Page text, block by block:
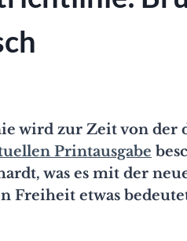
wird zur Zeit von der
Printausgabe
was es mit der
Freiheit etwas